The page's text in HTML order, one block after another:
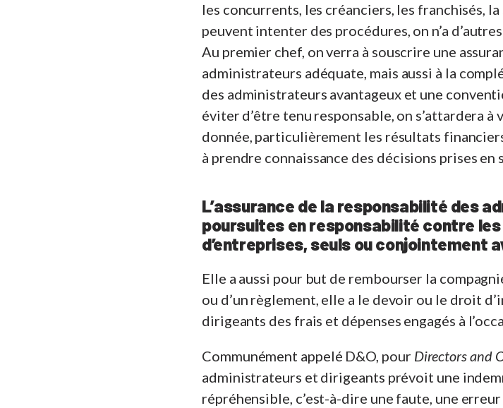
les concurrents, les créanciers, les franchisés,
peuvent intenter des procédures, on n’a
Au premier chef, on verra à souscrire une
administrateurs adéquate, mais aussi à la
des administrateurs avantageux et une
éviter d’être tenu responsable, on s’attardera
donnée, particulièrement les résultats
à prendre connaissance des décisions prises en
L’assurance de la responsabilité des
poursuites en responsabilité contre
d’entreprises, seuls ou conjointement
Elle a aussi pour but de rembourser la
ou d’un règlement, elle a le devoir ou le droit
dirigeants des frais et dépenses engagés à
Communément appelé D&O, pour Directors and
administrateurs et dirigeants prévoit une
répréhensible, c’est-à-dire une faute, une